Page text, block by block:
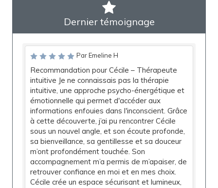
Dernier témoignage
Par Emeline H
Recommandation pour Cécile – Thérapeute
intuitive Je ne connaissais pas la thérapie
intuitive, une approche psycho-énergétique et
émotionnelle qui permet d'accéder aux
informations enfouies dans l'inconscient. Grâce
à cette découverte, j’ai pu rencontrer Cécile
sous un nouvel angle, et son écoute profonde,
sa bienveillance, sa gentillesse et sa douceur
m’ont profondément touchée. Son
accompagnement m’a permis de m’apaiser, de
retrouver confiance en moi et en mes choix.
Cécile crée un espace sécurisant et lumineux,